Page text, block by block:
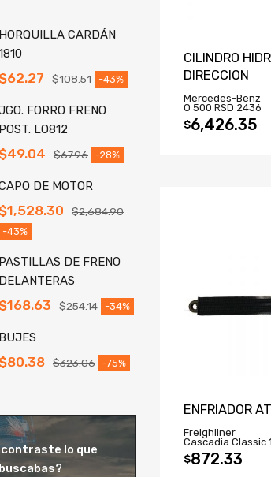
CILINDRO
DIRECCION
Mercedes-Benz
O 500 RSD 2436
$6,426.35
ENFRIADOR
Freighliner
Cascadia Classic
$872.33
HORQUILLA CARDÁN
$108.51
62.27 -43%
FORRO FRENO
POST. LO812
$67.96
49.04 -28%
DE MOTOR
$2,684.90
1,528.30
-43%
PASTILLAS DE FRENO
DELANTERAS
$254.14
168.63 -34%
BUJES
$323.06
80.38 -75%
lo que